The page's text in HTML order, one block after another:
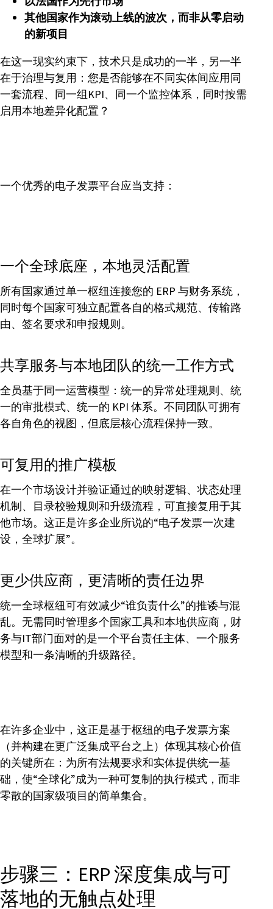
其他国家作为滚动上线的波次，而非从零启动
的新项目
在这一现实约束下，技术只是成功的一半，另一半
在于治理与复用：您是否能够在不同实体间应用同
一套流程、同一组KPI、同一个监控体系，同时按需
启用本地差异化配置？
一个优秀的电子发票平台应当支持：
一个全球底座，本地灵活配置
所有国家通过单一枢纽连接您的 ERP 与财务系统，
同时每个国家可独立配置各自的格式规范、传输路
由、签名要求和申报规则。
共享服务与本地团队的统一工作方式
全员基于同一运营模型：统一的异常处理规则、统
一的审批模式、统一的 KPI 体系。不同团队可拥有
各自角色的视图，但底层核心流程保持一致。
可复用的推广模板
在一个市场设计并验证通过的映射逻辑、状态处理
机制、目录校验规则和升级流程，可直接复用于其
他市场。这正是许多企业所说的“电子发票一次建
设，全球扩展”。
更少供应商，更清晰的责任边界
统一全球枢纽可有效减少“谁负责什么”的推诿与混
乱。无需同时管理多个国家工具和本地供应商，财
务与IT部门面对的是一个平台责任主体、一个服务
模型和一条清晰的升级路径。
在许多企业中，这正是基于枢纽的电子发票方案
（并构建在更广泛集成平台之上）体现其核心价值
的关键所在：为所有法规要求和实体提供统一基
础，使“全球化”成为一种可复制的执行模式，而非
零散的国家级项目的简单集合。
步骤三：ERP 深度集成与可
落地的无触点处理